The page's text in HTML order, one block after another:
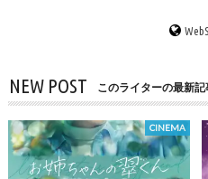
NEW POST このライターの最新記
CINEMA